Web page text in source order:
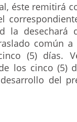
éste remitirá
la desechará
común a
(5) días.
los cinco (5)
del